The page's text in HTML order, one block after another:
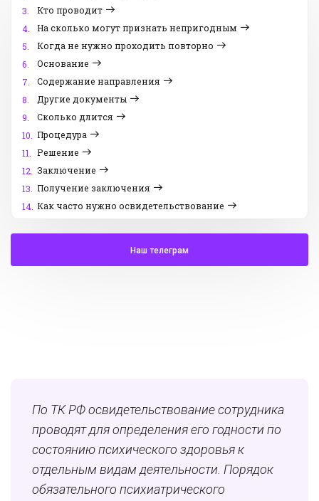
3.
Кто проводит
4.
На сколько могут признать непригодным
5.
Когда не нужно проходить повторно
6.
Основание
7.
Содержание направления
8.
Другие документы
9.
Сколько длится
10. Процедура
11. Решение
12. Заключение
13. Получение заключения
14. Как часто нужно освидетельствование
Наш телеграм
По ТК РФ освидетельствование сотрудника
проводят для определения его годности по
состоянию психического здоровья к
отдельным видам деятельности. Порядок
обязательного психиатрического